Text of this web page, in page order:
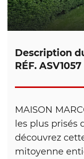
Description
RÉF. ASV1057
MAISON
les plus prisés
découvrez
mitoyenne